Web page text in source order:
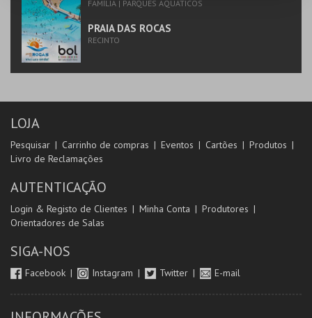
FAMÍLIA | PARQUES AQUÁTICOS
PRAIA DAS ROCAS
RECINTO
LOJA
Pesquisar Carrinho de compras Eventos Cartões
Produtos
Livro de Reclamações
AUTENTICAÇÃO
Login & Registo de Clientes Minha Conta
Produtores
Orientadores de Salas
SIGA-NOS
Facebook Instagram Twitter E-mail